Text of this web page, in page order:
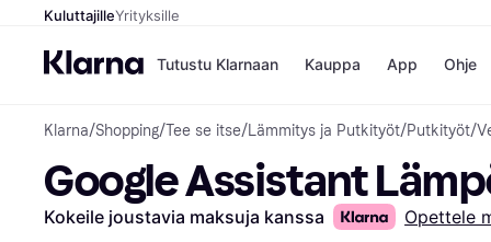
KuluttajilleYrityksille
Tutustu Klarnaan Kauppa
Kaupat
Gigantti
H&M
Peten
App Ohje
Klarna/Shopping/Tee se itse/Lämmitys ja Putkityöt/Putkityöt/
Google Assistant
Kokeile joustavia maksuja kanssa Opettele